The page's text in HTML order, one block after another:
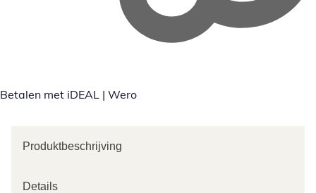
Betalen met iDEAL | Wero
Produktbeschrijving
Details